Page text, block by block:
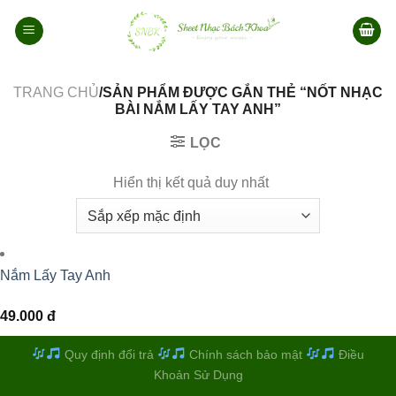
qua
TRANG CHỦ/SẢN PHẨM ĐƯỢC GẮN THẺ “NỐT NHẠC
BÀI NẮM LẤY TAY ANH”
LỌC
Hiển thị kết quả duy nhất
Nắm Lấy Tay Anh
49.000 đ
Quy định đổi trả Chính sách bảo mật
Điều
Khoản Sử Dụng